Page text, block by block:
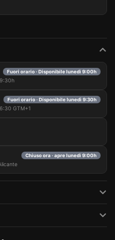
Fuori orario · Disponibile lunedì 9:00h
Fuori orario · Disponibile lunedì 9:30h
GTM+1
Chiuso ora · apre lunedì 9:00h